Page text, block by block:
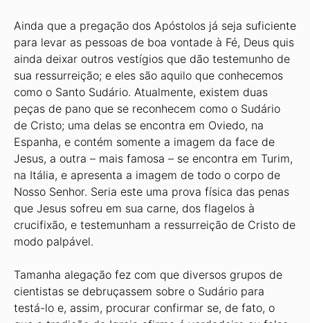
Ainda que a pregação dos Apóstolos já seja suficiente
para levar as pessoas de boa vontade à Fé, Deus quis
ainda deixar outros vestígios que dão testemunho de
sua ressurreição; e eles são aquilo que conhecemos
como o Santo Sudário. Atualmente, existem duas
peças de pano que se reconhecem como o Sudário
de Cristo; uma delas se encontra em Oviedo, na
Espanha, e contém somente a imagem da face de
Jesus, a outra – mais famosa – se encontra em Turim,
na Itália, e apresenta a imagem de todo o corpo de
Nosso Senhor. Seria este uma prova física das penas
que Jesus sofreu em sua carne, dos flagelos à
crucifixão, e testemunham a ressurreição de Cristo de
modo palpável.
Tamanha alegação fez com que diversos grupos de
cientistas se debruçassem sobre o Sudário para
testá-lo e, assim, procurar confirmar se, de fato, o